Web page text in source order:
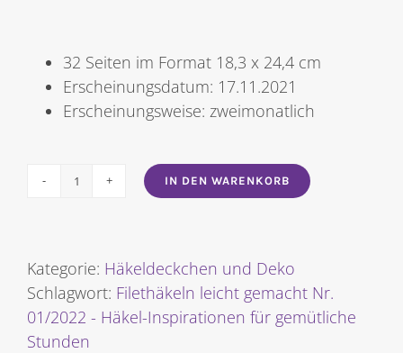
32 Seiten im Format 18,3 x 24,4 cm
Erscheinungsdatum: 17.11.2021
Erscheinungsweise: zweimonatlich
Filethäkeln
Nr.
2022/01
-
Häkel-
IN DEN WARENKORB
Kategorie: Häkeldeckchen und Deko
Schlagwort: Filethäkeln leicht gemacht Nr.
01/2022 - Häkel-Inspirationen für gemütliche
Stunden